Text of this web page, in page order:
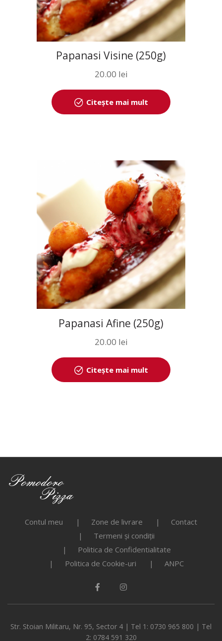
Papanasi Visine (250g)
20.00 lei
Citește mai mult
Papanasi Afine (250g)
20.00 lei
Citește mai mult
Contul meu Zone de livrare
Contact
Termeni și condiții
Politica de Confidentialitate
Politica de Cookie-uri
ANPC
Str. Stoian Militaru, Nr. 95, Sector 4 | Tel 1: 0730 965 800 | Tel
2: 0784 591 320